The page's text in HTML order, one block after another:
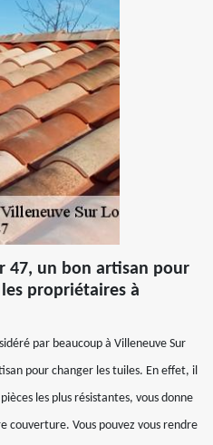
47, un bon artisan pour
propriétaires à
par beaucoup à Villeneuve Sur
pour changer les tuiles. En effet, il
les plus résistantes, vous donne
couverture. Vous pouvez vous rendre